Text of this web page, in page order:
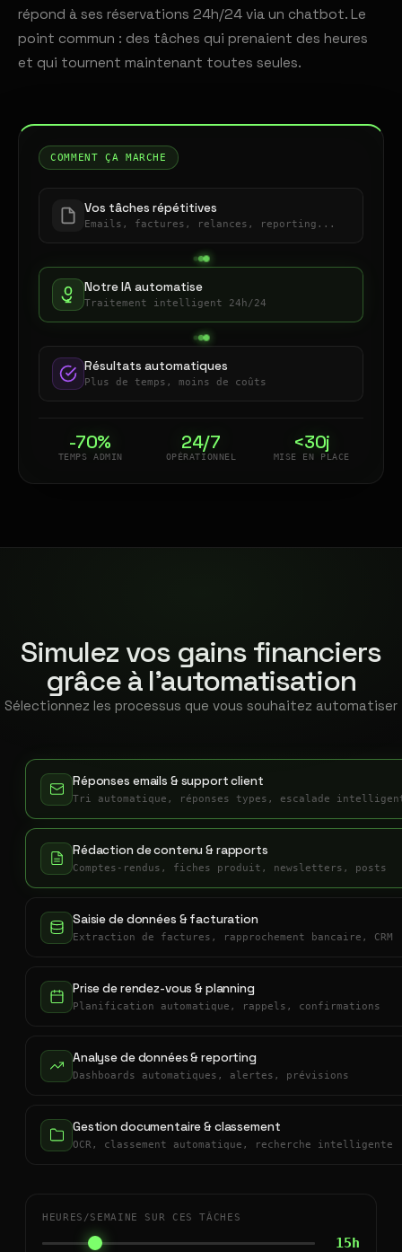
répond à ses réservations 24h/24 via un chatbot. Le
point commun : des tâches qui prenaient des heures
et qui tournent maintenant toutes seules.
COMMENT ÇA MARCHE
Vos tâches répétitives
Emails, factures, relances, reporting...
Notre IA automatise
Traitement intelligent 24h/24
Résultats automatiques
Plus de temps, moins de coûts
-70%
TEMPS ADMIN
24/7
OPÉRATIONNEL
<30j
MISE EN PLACE
Simulez vos gains financiers
grâce à l'automatisation
Sélectionnez les processus que vous souhaitez automatiser
Réponses emails & support client
Tri automatique, réponses types, escalade
Rédaction de contenu & rapports
Comptes-rendus, fiches produit, newsletters, posts
Saisie de données & facturation
Extraction de factures, rapprochement bancaire, CRM
Prise de rendez-vous & planning
Planification automatique, rappels, confirmations
Analyse de données & reporting
Dashboards automatiques, alertes, prévisions
Gestion documentaire & classement
OCR, classement automatique, recherche intelligente
HEURES/SEMAINE SUR CES TÂCHES
15h